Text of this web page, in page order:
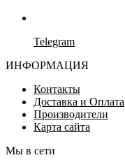
Telegram
ИНФОРМАЦИЯ
Контакты
Доставка и Оплата
Производители
Карта сайта
Мы в сети